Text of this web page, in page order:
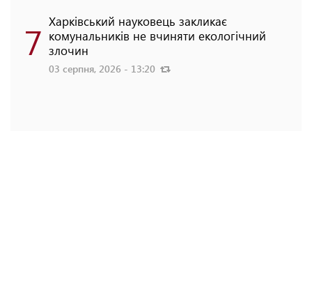
7 Харківський науковець закликає
комунальників не вчиняти екологічний
злочин
03 серпня, 2026 - 13:20